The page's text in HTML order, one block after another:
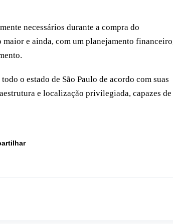
necessários durante a compra do
e ainda, com um planejamento
o estado de São Paulo de acordo com suas
e localização privilegiada, capazes de